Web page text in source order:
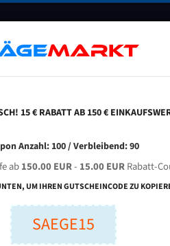
GUTSCHEINE BLOG KONTAKT
15 € RABATT AB 150 €
Anzahl: 100 / Verbleibend: 90
ab150.00 EUR- 15.00 EURRabatt-
UM IHREN GUTSCHEINCODE ZU
SAEGE15